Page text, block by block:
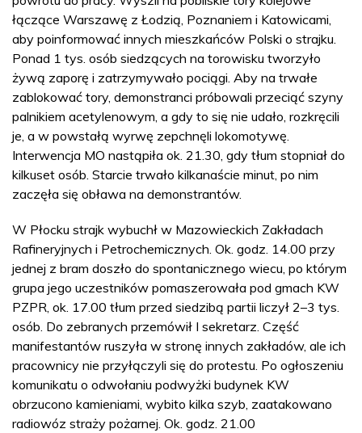
łączące Warszawę z Łodzią, Poznaniem i Katowicami,
aby poinformować innych mieszkańców Polski o strajku.
Ponad 1 tys. osób siedzących na torowisku tworzyło
żywą zaporę i zatrzymywało pociągi. Aby na trwałe
zablokować tory, demonstranci próbowali przeciąć szyny
palnikiem acetylenowym, a gdy to się nie udało, rozkręcili
je, a w powstałą wyrwę zepchnęli lokomotywę.
Interwencja MO nastąpiła ok. 21.30, gdy tłum stopniał do
kilkuset osób. Starcie trwało kilkanaście minut, po nim
zaczęła się obława na demonstrantów.
W Płocku strajk wybuchł w Mazowieckich Zakładach
Rafineryjnych i Petrochemicznych. Ok. godz. 14.00 przy
jednej z bram doszło do spontanicznego wiecu, po którym
grupa jego uczestników pomaszerowała pod gmach KW
PZPR, ok. 17.00 tłum przed siedzibą partii liczył 2–3 tys.
osób. Do zebranych przemówił I sekretarz. Część
manifestantów ruszyła w stronę innych zakładów, ale ich
pracownicy nie przyłączyli się do protestu. Po ogłoszeniu
komunikatu o odwołaniu podwyżki budynek KW
obrzucono kamieniami, wybito kilka szyb, zaatakowano
radiowóz straży pożarnej. Ok. godz. 21.00